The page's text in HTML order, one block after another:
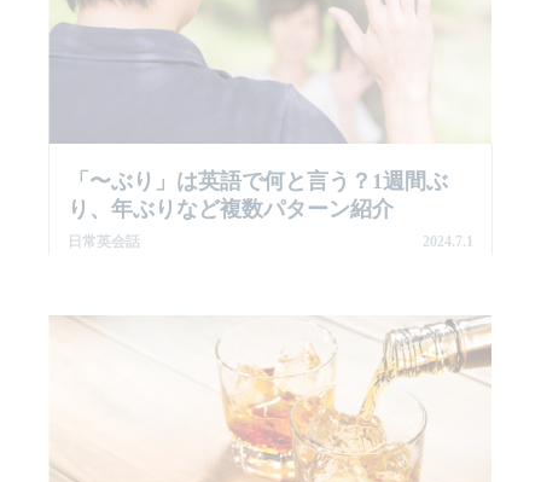
「〜ぶり」は英語で何と言う？1週間ぶ
り、年ぶりなど複数パターン紹介
日常英会話 2024.7.1